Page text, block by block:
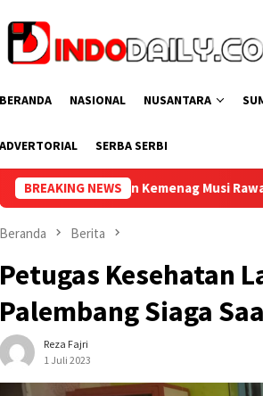
BERANDA NASIONAL NUSANTARA
ADVERTORIAL SERBA SERBI
BREAKING NEWS
Rawas Perkuat Sinergitas Demi
Beranda Berita
Petugas Kesehatan
Palembang Siaga
Reza Fajri
1 Juli 2023